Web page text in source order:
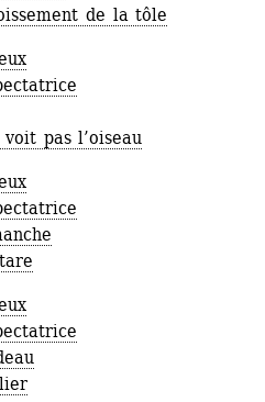
de la tôle
pas l’oiseau